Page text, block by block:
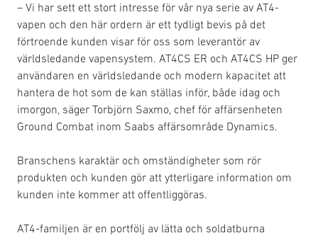
– Vi har sett ett stort intresse för vår nya serie av AT4-
vapen och den här ordern är ett tydligt bevis på det
förtroende kunden visar för oss som leverantör av
världsledande vapensystem. AT4CS ER och AT4CS HP ger
användaren en världsledande och modern kapacitet att
hantera de hot som de kan ställas inför, både idag och
imorgon, säger Torbjörn Saxmo, chef för affärsenheten
Ground Combat inom Saabs affärsområde Dynamics.
Branschens karaktär och omständigheter som rör
produkten och kunden gör att ytterligare information om
kunden inte kommer att offentliggöras.
AT4-familjen är en portfölj av lätta och soldatburna